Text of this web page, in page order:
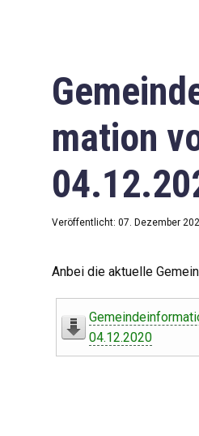
mation
Veröffentlicht: 07. Dezember
Anbei die aktuelle
04.12.2020